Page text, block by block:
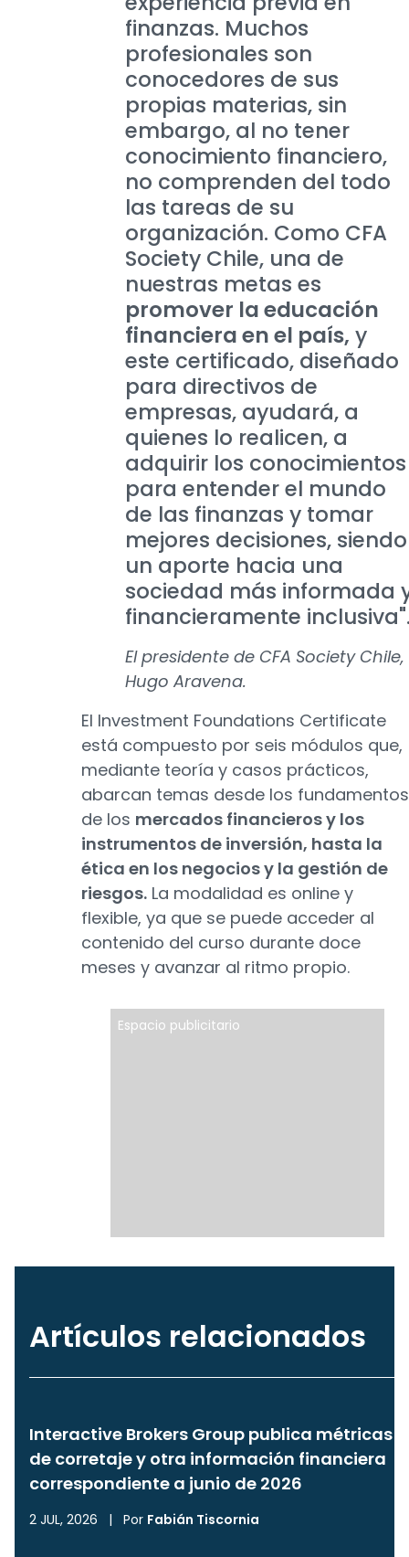
finanzas. Muchos
profesionales son
conocedores de sus
propias materias, sin
embargo, al no tener
conocimiento financiero,
no comprenden del todo
las tareas de su
organización. Como CFA
Society Chile, una de
nuestras metas es
promover la educación
financiera en el país, y
este certificado, diseñado
para directivos de
empresas, ayudará, a
quienes lo realicen, a
adquirir los conocimientos
para entender el mundo
de las finanzas y tomar
mejores decisiones, siendo
un aporte hacia una
sociedad más informada
financieramente
El presidente de CFA Society Chile,
Hugo Aravena.
El Investment Foundations Certificate
está compuesto por seis módulos que,
mediante teoría y casos prácticos,
abarcan temas desde los fundamentos
de los mercados financieros y los
instrumentos de inversión, hasta la
ética en los negocios y la gestión de
riesgos. La modalidad es online y
flexible, ya que se puede acceder al
contenido del curso durante doce
meses y avanzar al ritmo propio.
Espacio publicitario
Artículos relacionados
Interactive Brokers Group publica métricas
de corretaje y otra información financiera
correspondiente a junio de 2026
2 JUL, 2026 | Por Fabián Tiscornia